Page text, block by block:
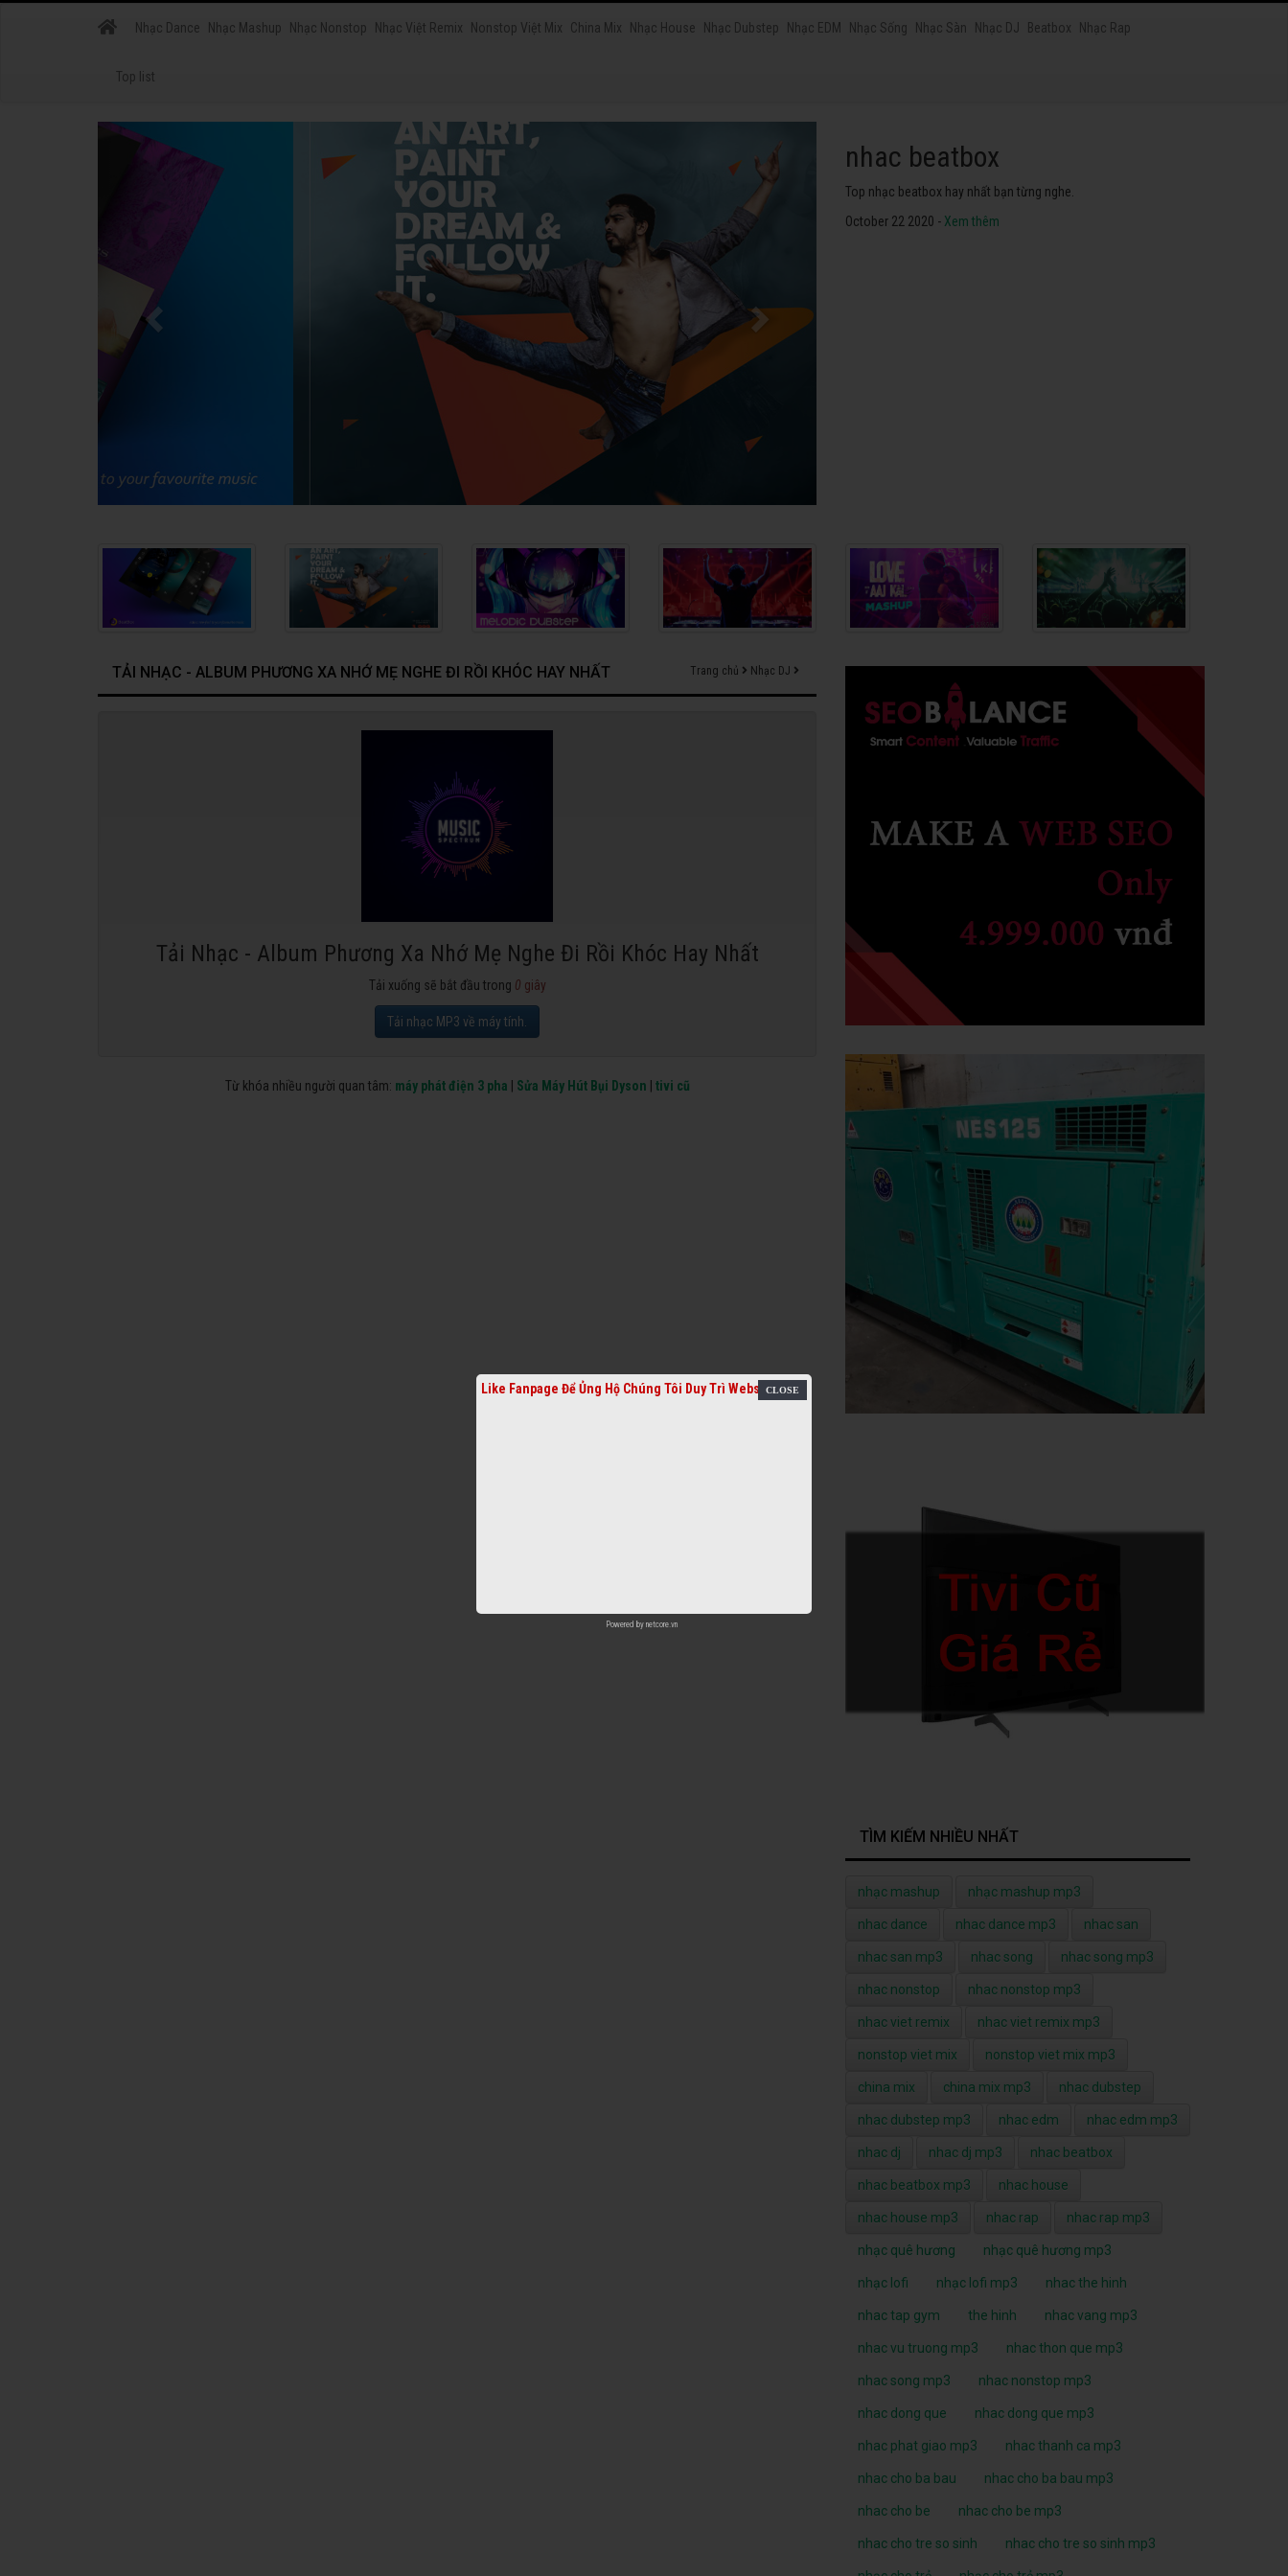
Nhạc Dance Nhạc Mashup Nhạc Nonstop Nhạc Việt Remix Nonstop Việt Mix China Mix Nhạc House Nhạc Dubstep Nhạc EDM Nhạc Sống Nhạc Sàn Nhạc DJ Beatbox Nhạc Rap
Top list
nhac dance
Những bài nhạc dance tuyển chọn 2020 hay nhất.
October 22 2020 - Xem thêm
TẢI NHẠC - ALBUM PHƯƠNG XA NHỚ MẸ NGHE ĐI RỒI KHÓC HAY NHẤT Trang chủ Nhạc DJ
Tải Nhạc - Album Phương Xa Nhớ Mẹ Nghe Đi Rồi Khóc Hay Nhất
Tải xuống sẽ bắt đầu trong 0 giây
Tải nhạc MP3 về máy tính.
Từ khóa nhiều người quan tâm: máy phát điện 3 pha Sửa Máy Hút Bụi Dyson tivi cũ
TÌM KIẾM NHIỀU NHẤT
nhạc mashup nhạc mashup mp3
nhac dance nhac dance mp3 nhac san
nhac san mp3 nhac song nhac song mp3
nhac nonstop nhac nonstop mp3
nhac viet remix nhac viet remix mp3
nonstop viet mix nonstop viet mix mp3
china mix china mix mp3 nhac dubstep
nhac dubstep mp3 nhac edm nhac edm mp3
nhac dj nhac dj mp3 nhac beatbox
nhac beatbox mp3 nhac house
nhac house mp3 nhac rap nhac rap mp3
nhạc quê hương nhạc quê hương mp3
nhạc lofi nhạc lofi mp3 nhac the hinh
nhac tap gym the hinh nhac vang mp3
nhac vu truong mp3 nhac thon que mp3
nhac song mp3 nhac nonstop mp3
nhac dong que nhac dong que mp3
nhac phat giao mp3 nhac thanh ca mp3
nhac cho ba bau nhac cho ba bau mp3
nhac cho be nhac cho be mp3
nhac cho tre so sinh nhac cho tre so sinh mp3
Like Fanpage Để Ủng Hộ Chúng Tôi Duy Trì Website
Powered by netcore.vn